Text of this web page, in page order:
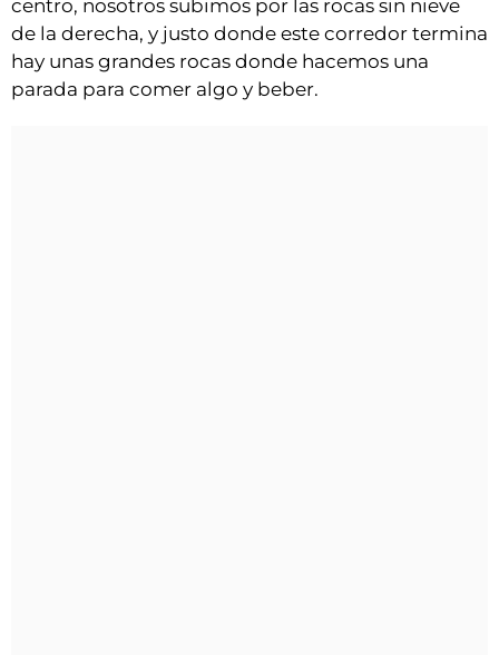
centro, nosotros subimos por las rocas sin nieve
de la derecha, y justo donde este corredor termina
hay unas grandes rocas donde hacemos una
parada para comer algo y beber.